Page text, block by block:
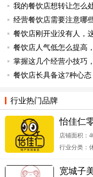
我的餐饮店想转让怎么
经营餐饮店需要注意哪
餐饮店刚开业没有人，
餐饮店人气低怎么提高
掌握这几个经营小技巧
餐饮店长具备这7种心
行业热门品牌
怡佳仁
店铺面积：
行业分类：
宽城子